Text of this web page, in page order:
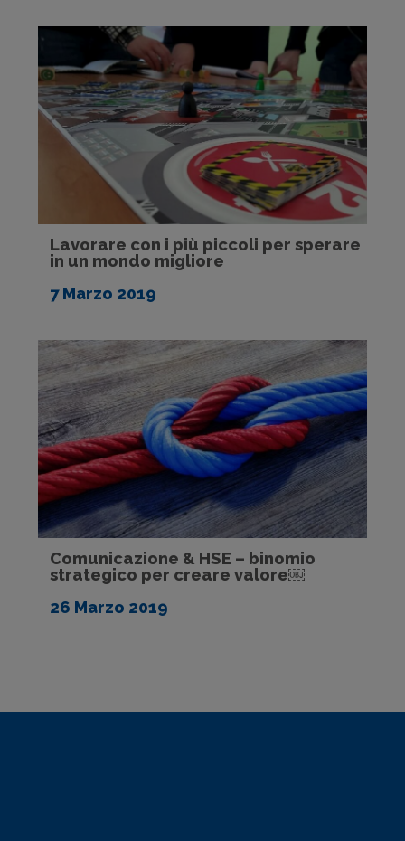
Lavorare con i più piccoli per sperare
in un mondo migliore
7 Marzo 2019
Comunicazione & HSE – binomio
strategico per creare valore￼
26 Marzo 2019